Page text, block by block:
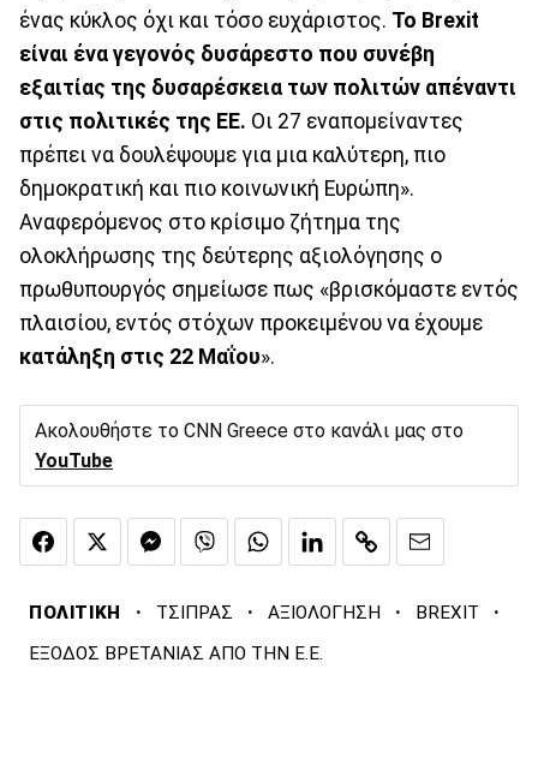
ένας κύκλος όχι και τόσο ευχάριστος. Το Brexit
είναι ένα γεγονός δυσάρεστο που συνέβη
εξαιτίας της δυσαρέσκεια των πολιτών απέναντι
στις πολιτικές της ΕΕ. Οι 27 εναπομείναντες
πρέπει να δουλέψουμε για μια καλύτερη, πιο
δημοκρατική και πιο κοινωνική Ευρώπη».
Αναφερόμενος στο κρίσιμο ζήτημα της
ολοκλήρωσης της δεύτερης αξιολόγησης ο
πρωθυπουργός σημείωσε πως «βρισκόμαστε εντός
πλαισίου, εντός στόχων προκειμένου να έχουμε
κατάληξη στις 22 Μαΐου».
Ακολουθήστε το CNN Greece στο κανάλι μας στο
YouTube
ΠΟΛΙΤΙΚΗ · ΤΣΙΠΡΑΣ · ΑΞΙΟΛΟΓΗΣΗ · BREXIT ·
ΕΞΟΔΟΣ ΒΡΕΤΑΝΙΑΣ ΑΠΟ ΤΗΝ Ε.Ε.